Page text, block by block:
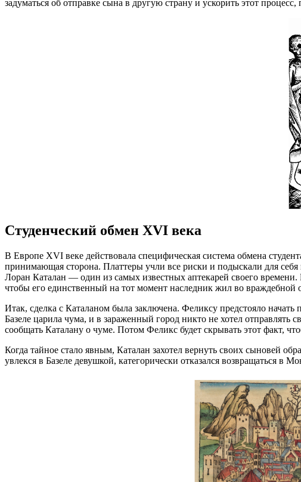
задуматься об отправке сына в другую страну и ускорить этот
Студенческий обмен XVI века
В Европе XVI веке действовала специфическая система обмена
принимающая сторона. Платтеры учли все риски и подыскали для
Лоран Каталан — один из самых известных аптекарей своего
чтобы его единственный на тот момент наследник жил во враждебной
Итак, сделка с Каталаном была заключена. Феликсу предстояло
Базеле царила чума, и в зараженный город никто не хотел отправлять
сообщать Каталану о чуме. Потом Феликс будет скрывать этот факт,
Когда тайное стало явным, Каталан захотел вернуть своих сыновей
увлекся в Базеле девушкой, категорически отказался возвращаться в